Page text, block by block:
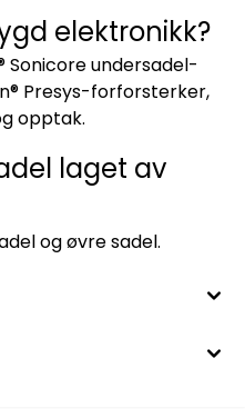
elektronikk?
Sonicore undersadel-
Presys-forforsterker,
opptak.
laget av
og øvre sadel.